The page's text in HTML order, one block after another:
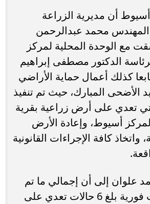
أن مديرية الزراعة
محمد عبدالرحمن
مع الوحدة المحلية لمركز
الدكتور مصطفى إبراهيم
كذلك أعمال حماية الأراضي
الأضحى المبارك، حيث تم تنفيذ
تعدي على أرض زراعية بقرية
لمركز أسيوط، وإعادة الأرض
واتخاذ كافة الإجراءات القانونية
علوان إلى أن إجمالي ما تم
تنفيذه من إزالات فورية بلغ 6 حالات تعدي على